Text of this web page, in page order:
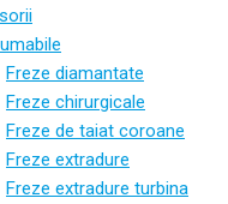
Freze diamantate
Freze chirurgicale
Freze de taiat coroane
Freze extradure
Freze extradure turbina